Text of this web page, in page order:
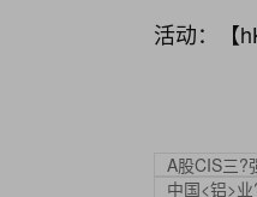
活动：【
A股CIS三?
中国<铝>